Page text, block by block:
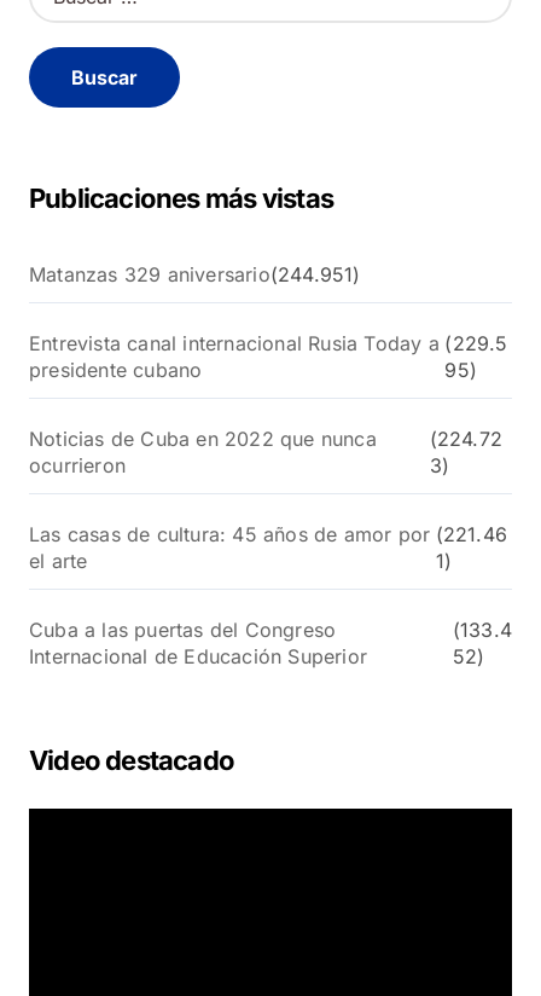
u
c
a
Publicaciones más vistas
Matanzas 329 aniversario(244.951)
Entrevista canal internacional Rusia Today a
presidente cubano
(229.5
95)
Noticias de Cuba en 2022 que nunca
ocurrieron
(224.72
3)
Las casas de cultura: 45 años de amor por
el arte
(221.46
1)
Cuba a las puertas del Congreso
Internacional de Educación Superior
(133.4
52)
Video destacado